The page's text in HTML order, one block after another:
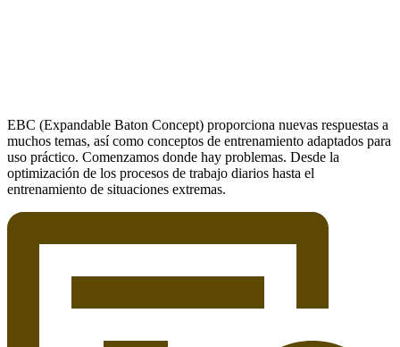
EBC (Expandable Baton Concept) proporciona nuevas respuestas a
muchos temas, así como conceptos de entrenamiento adaptados para
uso práctico. Comenzamos donde hay problemas. Desde la
optimización de los procesos de trabajo diarios hasta el
entrenamiento de situaciones extremas.